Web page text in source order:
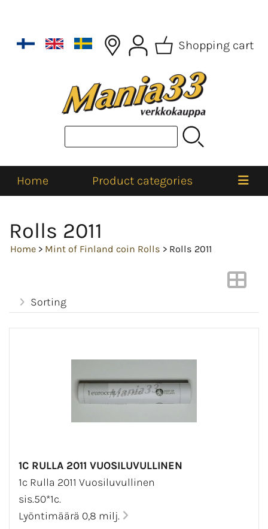
Shopping cart
Home Product categories
Rolls 2011
Home > Mint of Finland coin Rolls > Rolls 2011
Sorting
1C RULLA 2011 VUOSILUVULLINEN
1c Rulla 2011 Vuosiluvullinen
sis.50*1c.
Lyöntimäärä 0,8 milj.